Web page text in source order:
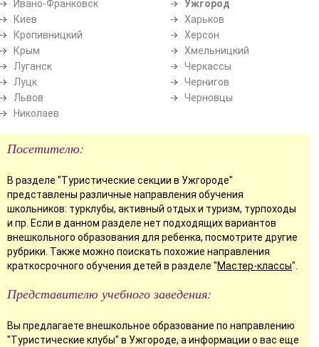
Ивано-Франковск
Киев
Кропивницкий
Крым
Луганск
Луцк
Львов
Николаев
Ужгород
Харьков
Херсон
Хмельницкий
Черкассы
Чернигов
Черновцы
Посетителю:
В разделе "Туристические секции в Ужгороде"
представлены различные направления обучения
школьников: турклубы, активный отдых и туризм, турпоходы
и пр. Если в данном разделе нет подходящих вариантов
внешкольного образования для ребенка, посмотрите другие
рубрики. Также можно поискать похожие направления
краткосрочного обучения детей в разделе "Мастер-классы".
Представителю учебного заведения:
Вы предлагаете внешкольное образование по направлению
"Туристические клубы" в Ужгороде, а информации о вас еще